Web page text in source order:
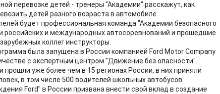
перевозке детей - тренеры "Академии" расскажут, как
детей разного возраста в автомобиле.
будет профессиональная команда "Академии безопасного
российских и международных автосоревнований и прошедшие
коллег инструкторы.
была запущена в России компанией Ford Motor Company
с экспертным центром "Движение без опасности".
прошли уже более чем в 15 регионах России, в них приняли
в том числе 500 водителей школьных автобусов.
Ford" в России призвана внести свой вклад в создание